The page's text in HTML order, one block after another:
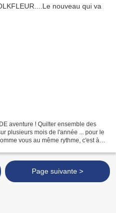
aventure ! Quilter ensemble des
plusieurs mois de l'année ... pour le
vous au même rythme, c'est à
Page suivante >